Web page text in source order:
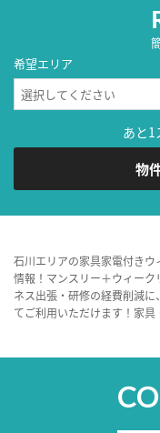
希望エリア
あと1
物
石川エリアの家具家電付き
情報！マンスリー＋ウィー
ネス出張・研修の経費削減
てご利用いただけます！家具